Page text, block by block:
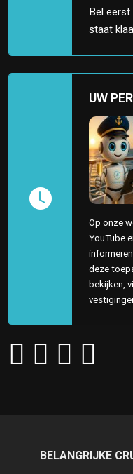
Bel
staat
UW
Op onze
YouTube
deze
bekijken,
BELANGRIJKE